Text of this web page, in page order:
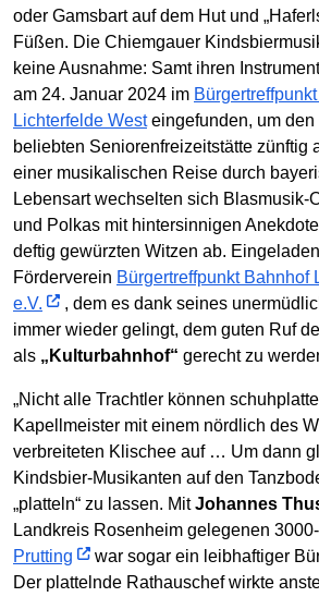
oder Gamsbart auf dem Hut und
Füßen. Die Chiemgauer
keine Ausnahme: Samt ihren
am 24. Januar 2024 im
Lichterfelde Westeingefunden, um den
beliebten Seniorenfreizeitstätte zünftig
einer musikalischen Reise durch
Lebensart wechselten sich Blasmusik-
und Polkas mit hintersinnigen
deftig gewürzten Witzen ab.
Förderverein Bürgertreffpunkt Bahnhof
e.V.
, dem es dank seines
immer wieder gelingt, dem guten Ruf
als „Kulturbahnhof“ gerecht zu
„Nicht alle Trachtler können
Kapellmeister mit einem nördlich des
verbreiteten Klischee auf … Um dann
Kindsbier-Musikanten auf den
„platteln“ zu lassen. MitJohannes
Landkreis Rosenheim gelegenen
Prutting
war sogar ein leibhaftiger
Der plattelnde Rathauschef wirkte